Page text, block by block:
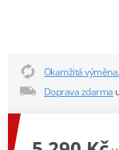
Okamžitá výměna.
Doprava zdarma